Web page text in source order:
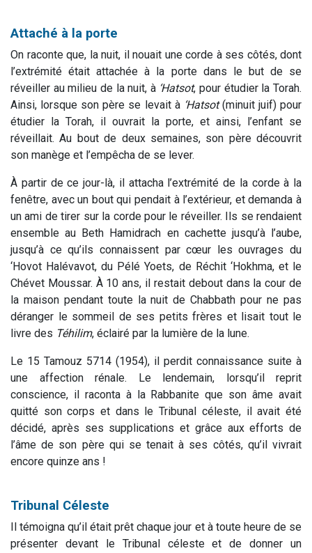
Attaché à la porte
On raconte que, la nuit, il nouait une corde à ses côtés, dont
l’extrémité était attachée à la porte dans le but de se
réveiller au milieu de la nuit, à‘Hatsot, pour étudier la Torah.
Ainsi, lorsque son père se levait à ‘Hatsot(minuit juif) pour
étudier la Torah, il ouvrait la porte, et ainsi, l’enfant se
réveillait. Au bout de deux semaines, son père découvrit
son manège et l’empêcha de se lever.
À partir de ce jour-là, il attacha l’extrémité de la corde à la
fenêtre, avec un bout qui pendait à l’extérieur, et demanda à
un ami de tirer sur la corde pour le réveiller. Ils se rendaient
ensemble au Beth Hamidrach en cachette jusqu’à l’aube,
jusqu’à ce qu’ils connaissent par cœur les ouvrages du
‘Hovot Halévavot, du Pélé Yoets, de Réchit ‘Hokhma, et le
Chévet Moussar. À 10 ans, il restait debout dans la cour de
la maison pendant toute la nuit de Chabbath pour ne pas
déranger le sommeil de ses petits frères et lisait tout le
livre des Téhilim, éclairé par la lumière de la lune.
Le 15 Tamouz 5714 (1954), il perdit connaissance suite à
une affection rénale. Le lendemain, lorsqu’il reprit
conscience, il raconta à la Rabbanite que son âme avait
quitté son corps et dans le Tribunal céleste, il avait été
décidé, après ses supplications et grâce aux efforts de
l’âme de son père qui se tenait à ses côtés, qu’il vivrait
encore quinze ans !
Tribunal Céleste
Il témoigna qu’il était prêt chaque jour et à toute heure de se
présenter devant le Tribunal céleste et de donner un